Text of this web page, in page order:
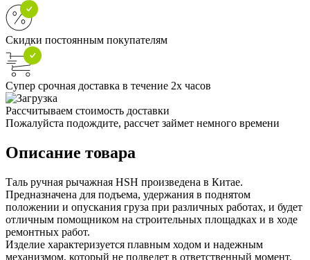
Скидки постоянным покупателям
Супер срочная доставка в течение 2х часов
Рассчитываем стоимость доставки
Пожалуйста подождите, рассчет займет немного времени
Описание товара
Таль ручная рычажная HSH произведена в Китае.
Предназначена для подъема, удержания в поднятом
положении и опускания груза при различных работах, и будет
отличным помощником на строительных площадках и в ходе
ремонтных работ.
Изделие характеризуется плавным ходом и надежным
механизмом, который не подведет в ответственный момент.